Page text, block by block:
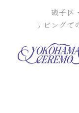
磯子区
リビングで